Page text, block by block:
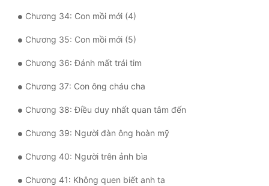
Chương 34: Con mồi mới (4)
Chương 35: Con mồi mới (5)
Chương 36: Đánh mất trái tim
Chương 37: Con ông cháu cha
Chương 38: Điều duy nhất quan tâm đến
Chương 39: Người đàn ông hoàn mỹ
Chương 40: Người trên ảnh bìa
Chương 41: Không quen biết anh ta